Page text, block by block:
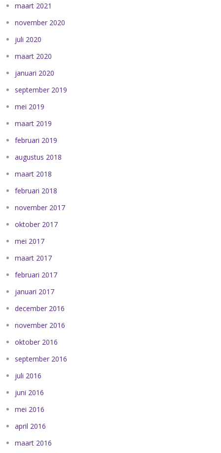
maart 2021
november 2020
juli 2020
maart 2020
januari 2020
september 2019
mei 2019
maart 2019
februari 2019
augustus 2018
maart 2018
februari 2018
november 2017
oktober 2017
mei 2017
maart 2017
februari 2017
januari 2017
december 2016
november 2016
oktober 2016
september 2016
juli 2016
juni 2016
mei 2016
april 2016
maart 2016